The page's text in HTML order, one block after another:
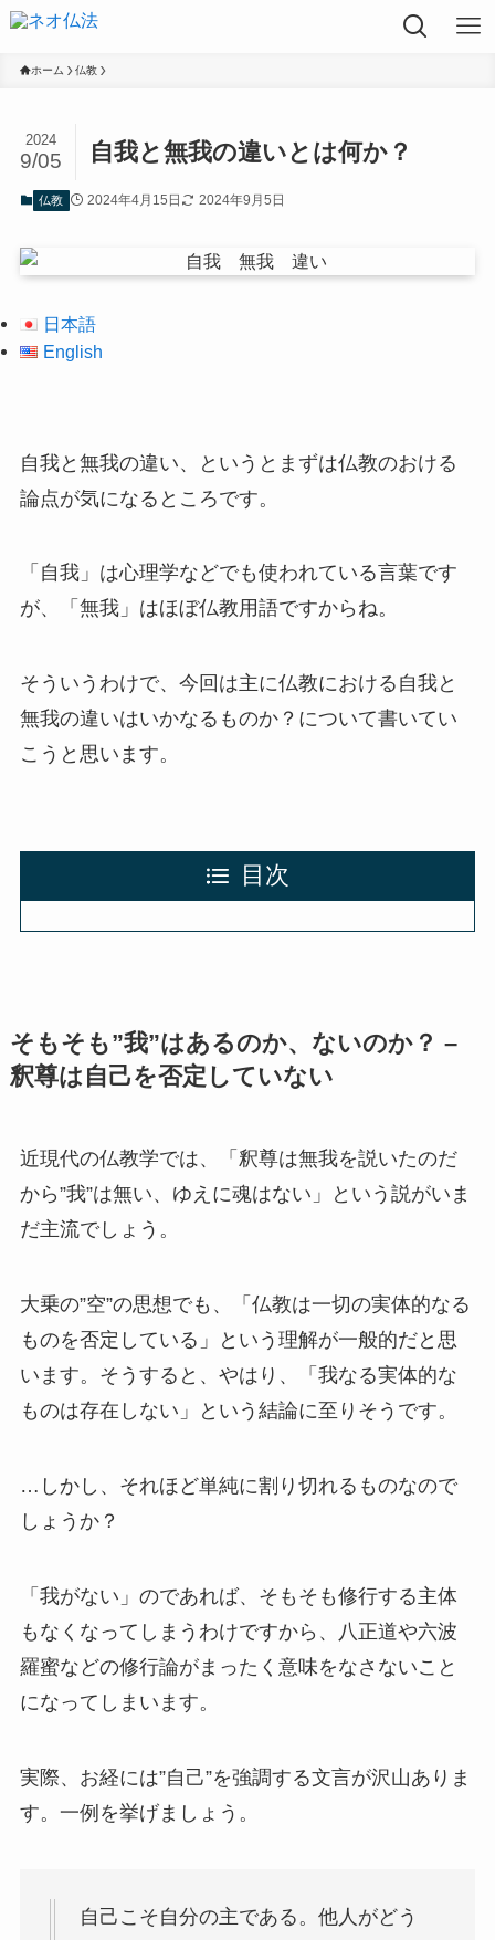
ホーム 仏教
自我と無我の違いとは何か？
2024
9/05
仏教 2024年4月15日 2024年9月5日
日本語
English
自我と無我の違い、というとまずは仏教のおける
論点が気になるところです。
「自我」は心理学などでも使われている言葉です
が、「無我」はほぼ仏教用語ですからね。
そういうわけで、今回は主に仏教における自我と
無我の違いはいかなるものか？について書いてい
こうと思います。
目次
そもそも”我”はあるのか、ないのか？ –
釈尊は自己を否定していない
近現代の仏教学では、「釈尊は無我を説いたのだ
から”我”は無い、ゆえに魂はない」という説がいま
だ主流でしょう。
大乗の”空”の思想でも、「仏教は一切の実体的なる
ものを否定している」という理解が一般的だと思
います。そうすると、やはり、「我なる実体的な
ものは存在しない」という結論に至りそうです。
…しかし、それほど単純に割り切れるものなので
しょうか？
「我がない」のであれば、そもそも修行する主体
もなくなってしまうわけですから、八正道や六波
羅蜜などの修行論がまったく意味をなさないこと
になってしまいます。
実際、お経には”自己”を強調する文言が沢山ありま
す。一例を挙げましょう。
自己こそ自分の主である。他人がどう